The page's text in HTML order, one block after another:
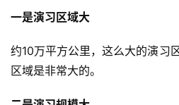
一是演习区域大
约10万平方公里，这么大的演习
区域是非常大的。